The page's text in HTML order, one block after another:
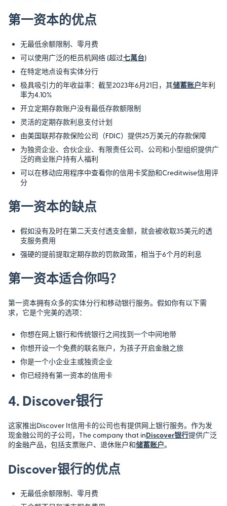
第一资本的优点
无最低余额限制、零月费
可以使用广泛的柜员机网络 (超过七萬台)
在特定地点设有实体分行
极具吸引力的年收益率：截至2023年6月21日，其储蓄账户年利
率为4.10%
开立定期存款账户没有最低存款额限制
灵活的定期存款利息支付计划
由美国联邦存款保险公司（FDIC）提供25万美元的存款保障
为独资企业、合伙企业、有限责任公司、公司和小型组织提供广
泛的商业账户持有人福利
可以在移动应用程序中查看你的信用卡奖励和Creditwise信用评
分
第一资本的缺点
假如没有及时在第二天支付透支金额，就会被收取35美元的透
支服务费用
强硬的提前提取定期存款的罚款政策，相当于6个月的利息
第一资本适合你吗？
第一资本拥有众多的实体分行和移动银行服务。假如你有以下需
求，它是个完美的选项：
你想在网上银行和传统银行之间找到一个中间地带
你想开设一个免费的联名账户，为孩子开启金融之旅
你是一个小企业主或独资企业
你已经持有第一资本的信用卡
4. Discover银行
这家推出Discover It信用卡的公司也有提供网上银行服务。作为发
现金融公司的子公司，The company that inDiscover银行提供广泛
的金融产品，包括支票账户、退休账户和储蓄账户。
Discover银行的优点
无最低余额限制、零月费